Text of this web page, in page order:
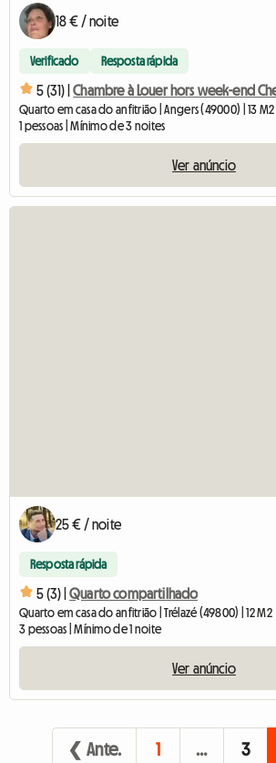
18 € / noite
Verificado Resposta rápida
5 (31) | Chambre à Louer hors week-end
Quarto em casa do anfitrião | Angers (49000) | 13 M2
1 pessoas | Mínimo de 3 noites
Ver anúncio
25 € / noite
Resposta rápida
5 (3) | Quarto compartilhado
Quarto em casa do anfitrião | Trélazé (49800) | 12 M2
3 pessoas | Mínimo de 1 noite
Ver anúncio
❮ Ante. 1 … 3